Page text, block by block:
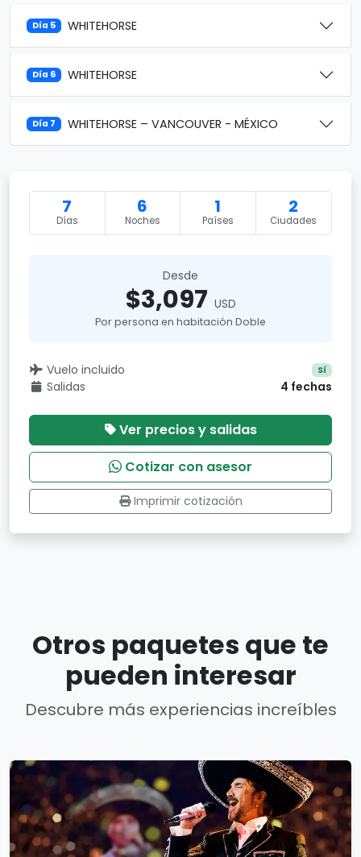
Día 5 WHITEHORSE
Día 6 WHITEHORSE
Día 7 WHITEHORSE – VANCOUVER - MÉXICO
7
Días
6
Noches
1
Países
2
Ciudades
Desde
$3,097 USD
Por persona en habitación Doble
Vuelo incluido Sí
Salidas 4 fechas
Ver precios y salidas
Cotizar con asesor
Imprimir cotización
Otros paquetes que te
pueden interesar
Descubre más experiencias increíbles